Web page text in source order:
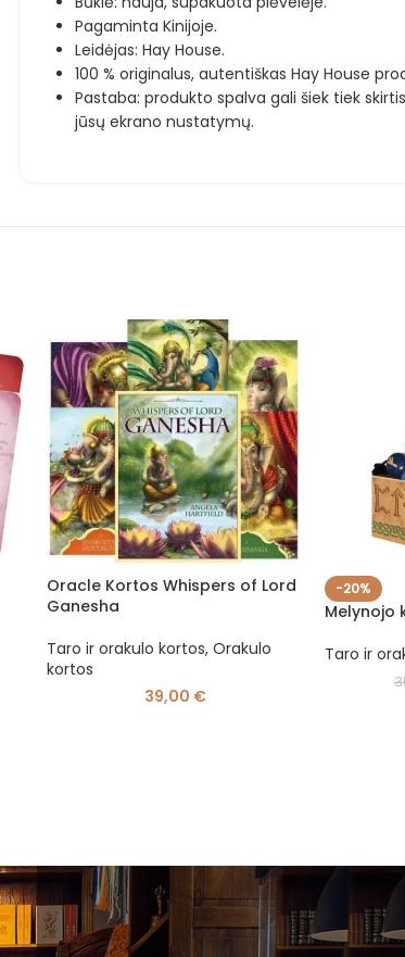
Pagaminta Kinijoje.
Leidėjas: Hay House.
100 % originalus, autentiškas Hay House
Pastaba: produkto spalva gali šiek tiek
jūsų ekrano nustatymų.
Oracle Kortos Whispers of Lord
Ganesha
Taro ir orakulo kortos, Orakulo
kortos
39,00 €
-20%
Melynojo
Taro ir